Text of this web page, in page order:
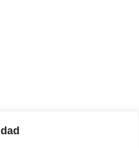
- La Font d’En Carròs